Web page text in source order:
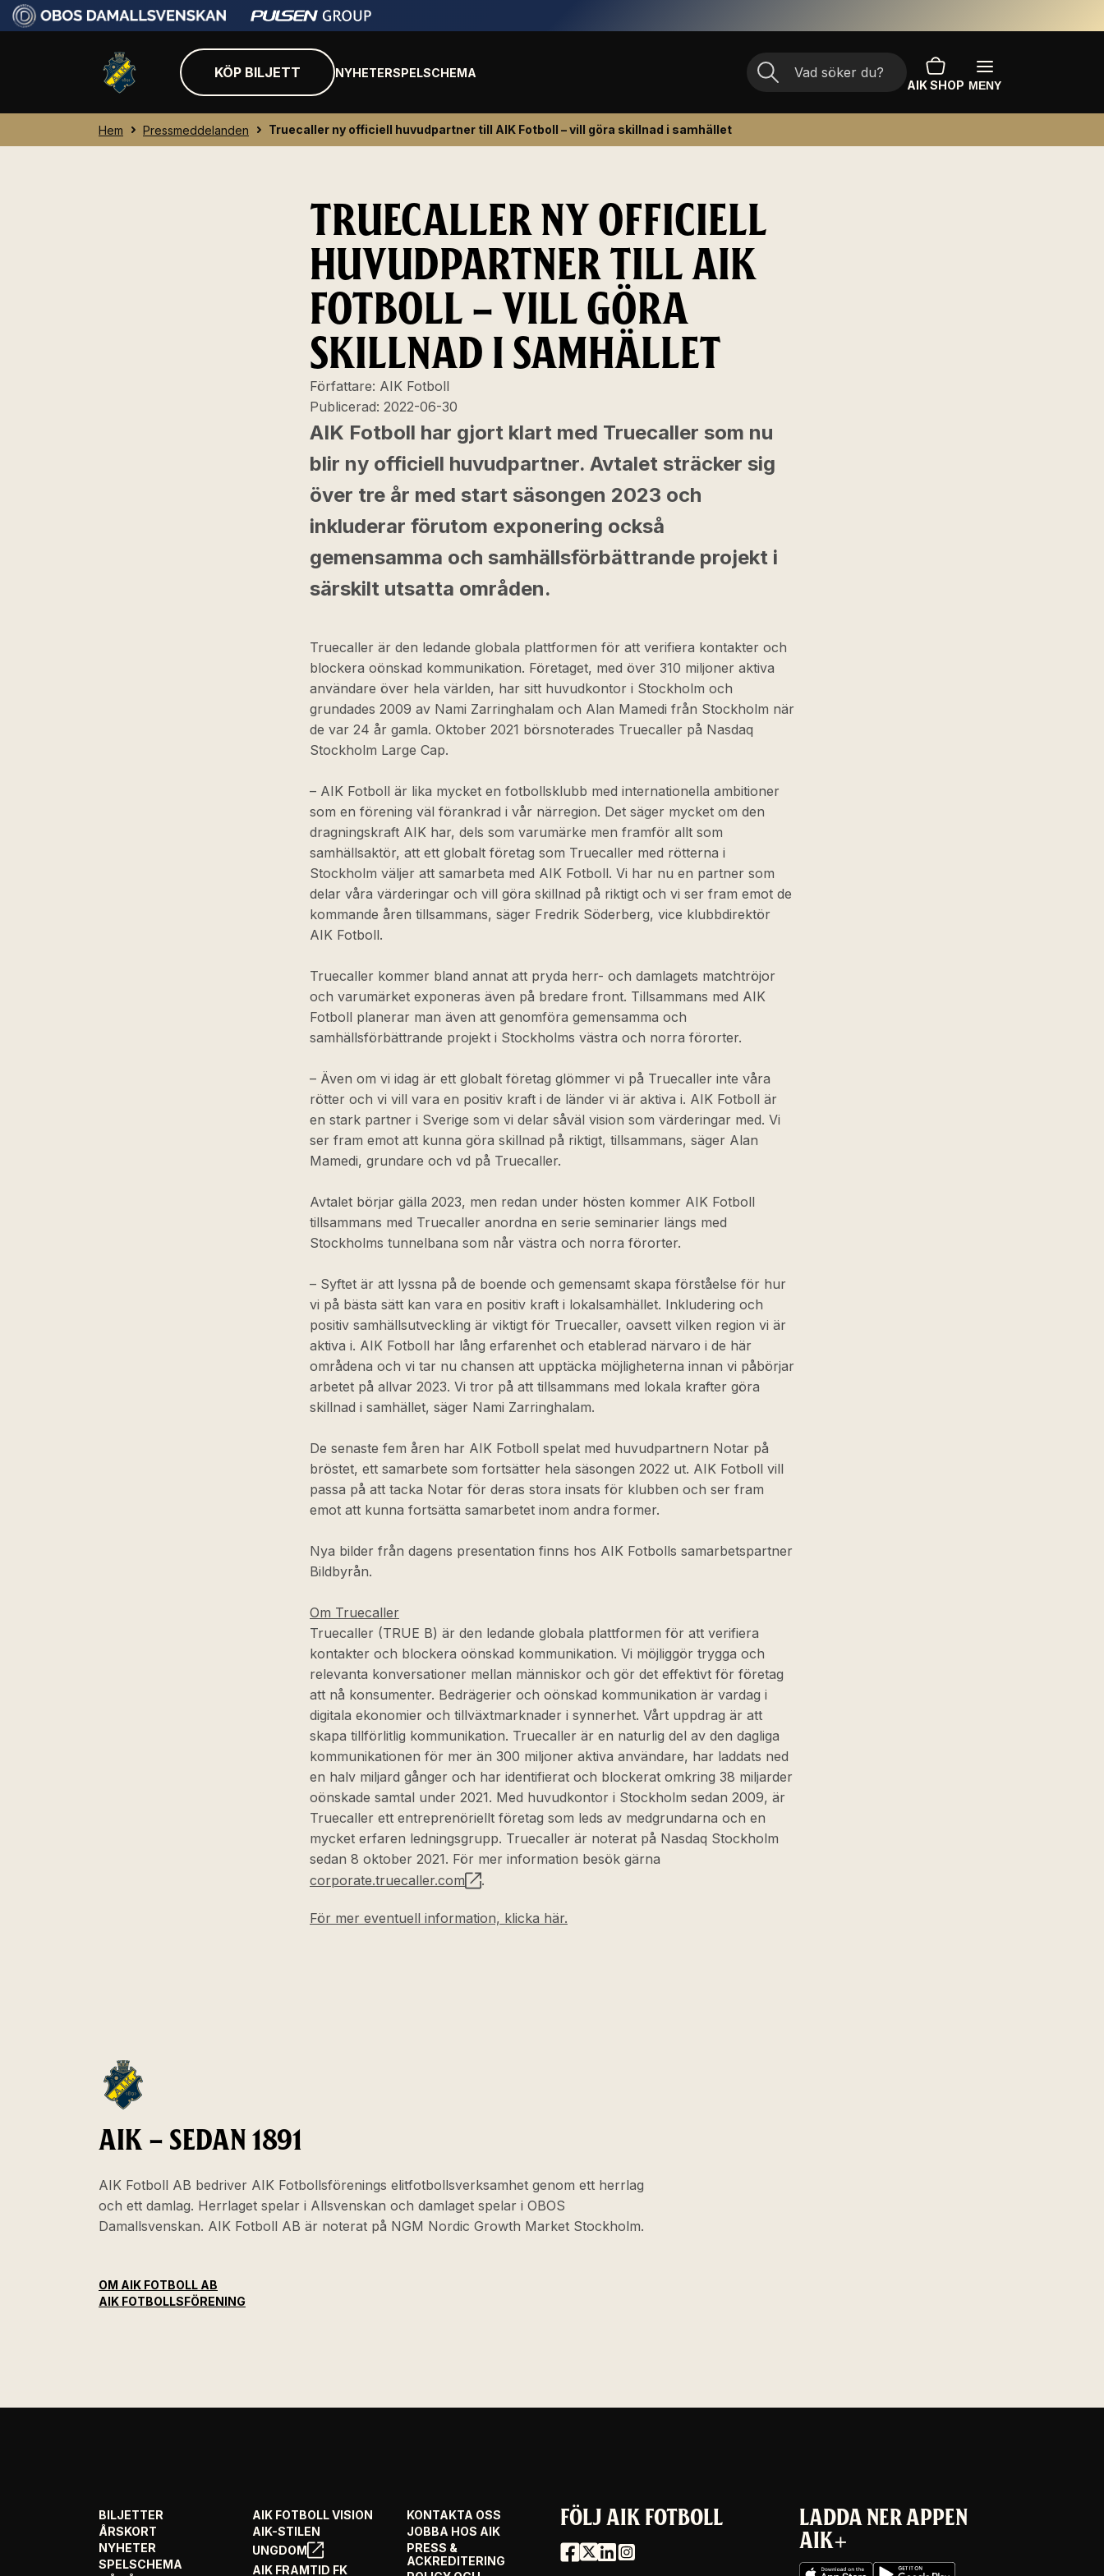
KÖP BILJETT NYHETERSPELSCHEMA
AIK SHOP MENY
Hem Pressmeddelanden Truecaller ny officiell huvudpartner till AIK Fotboll – vill göra skillnad i samhället
TRUECALLER NY OFFICIELL
HUVUDPARTNER TILL AIK
FOTBOLL – VILL GÖRA
SKILLNAD I SAMHÄLLET
Författare: AIK Fotboll
Publicerad: 2022-06-30
AIK Fotboll har gjort klart med Truecaller som nu
blir ny officiell huvudpartner. Avtalet sträcker sig
över tre år med start säsongen 2023 och
inkluderar förutom exponering också
gemensamma och samhällsförbättrande projekt i
särskilt utsatta områden.
Truecaller är den ledande globala plattformen för att verifiera kontakter och
blockera oönskad kommunikation. Företaget, med över 310 miljoner aktiva
användare över hela världen, har sitt huvudkontor i Stockholm och
grundades 2009 av Nami Zarringhalam och Alan Mamedi från Stockholm när
de var 24 år gamla. Oktober 2021 börsnoterades Truecaller på Nasdaq
Stockholm Large Cap.
– AIK Fotboll är lika mycket en fotbollsklubb med internationella ambitioner
som en förening väl förankrad i vår närregion. Det säger mycket om den
dragningskraft AIK har, dels som varumärke men framför allt som
samhällsaktör, att ett globalt företag som Truecaller med rötterna i
Stockholm väljer att samarbeta med AIK Fotboll. Vi har nu en partner som
delar våra värderingar och vill göra skillnad på riktigt och vi ser fram emot de
kommande åren tillsammans, säger Fredrik Söderberg, vice klubbdirektör
AIK Fotboll.
Truecaller kommer bland annat att pryda herr- och damlagets matchtröjor
och varumärket exponeras även på bredare front. Tillsammans med AIK
Fotboll planerar man även att genomföra gemensamma och
samhällsförbättrande projekt i Stockholms västra och norra förorter.
– Även om vi idag är ett globalt företag glömmer vi på Truecaller inte våra
rötter och vi vill vara en positiv kraft i de länder vi är aktiva i. AIK Fotboll är
en stark partner i Sverige som vi delar såväl vision som värderingar med. Vi
ser fram emot att kunna göra skillnad på riktigt, tillsammans, säger Alan
Mamedi, grundare och vd på Truecaller.
Avtalet börjar gälla 2023, men redan under hösten kommer AIK Fotboll
tillsammans med Truecaller anordna en serie seminarier längs med
Stockholms tunnelbana som når västra och norra förorter.
– Syftet är att lyssna på de boende och gemensamt skapa förståelse för hur
vi på bästa sätt kan vara en positiv kraft i lokalsamhället. Inkludering och
positiv samhällsutveckling är viktigt för Truecaller, oavsett vilken region vi är
aktiva i. AIK Fotboll har lång erfarenhet och etablerad närvaro i de här
områdena och vi tar nu chansen att upptäcka möjligheterna innan vi påbörjar
arbetet på allvar 2023. Vi tror på att tillsammans med lokala krafter göra
skillnad i samhället, säger Nami Zarringhalam.
De senaste fem åren har AIK Fotboll spelat med huvudpartnern Notar på
bröstet, ett samarbete som fortsätter hela säsongen 2022 ut. AIK Fotboll vill
passa på att tacka Notar för deras stora insats för klubben och ser fram
emot att kunna fortsätta samarbetet inom andra former.
Nya bilder från dagens presentation finns hos AIK Fotbolls samarbetspartner
Bildbyrån.
Om Truecaller
Truecaller (TRUE B) är den ledande globala plattformen för att verifiera
kontakter och blockera oönskad kommunikation. Vi möjliggör trygga och
relevanta konversationer mellan människor och gör det effektivt för företag
att nå konsumenter. Bedrägerier och oönskad kommunikation är vardag i
digitala ekonomier och tillväxtmarknader i synnerhet. Vårt uppdrag är att
skapa tillförlitlig kommunikation. Truecaller är en naturlig del av den dagliga
kommunikationen för mer än 300 miljoner aktiva användare, har laddats ned
en halv miljard gånger och har identifierat och blockerat omkring 38 miljarder
oönskade samtal under 2021. Med huvudkontor i Stockholm sedan 2009, är
Truecaller ett entreprenöriellt företag som leds av medgrundarna och en
mycket erfaren ledningsgrupp. Truecaller är noterat på Nasdaq Stockholm
sedan 8 oktober 2021. För mer information besök gärna
corporate.truecaller.com
.
För mer eventuell information, klicka här.
AIK – SEDAN 1891
AIK Fotboll AB bedriver AIK Fotbollsförenings elitfotbollsverksamhet genom ett herrlag
och ett damlag. Herrlaget spelar i Allsvenskan och damlaget spelar i OBOS
Damallsvenskan. AIK Fotboll AB är noterat på NGM Nordic Growth Market Stockholm.
OM AIK FOTBOLL AB
AIK FOTBOLLSFÖRENING
BILJETTER
ÅRSKORT
NYHETER
SPELSCHEMA
AIK FOTBOLL VISION
AIK-STILEN
UNGDOM
AIK FRAMTID FK
KONTAKTA OSS
JOBBA HOS AIK
PRESS &
ACKREDITERING
FÖLJ AIK FOTBOLL
LADDA NER APPEN
AIK+